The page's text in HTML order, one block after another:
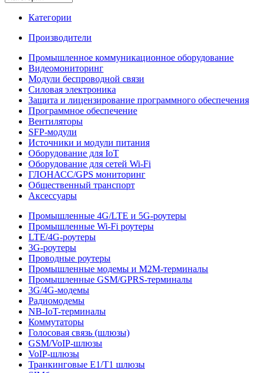
Категории
Производители
Промышленное коммуникационное оборудование
Видеомониторинг
Модули беспроводной связи
Силовая электроника
Защита и лицензирование программного обеспечения
Программное обеспечение
Вентиляторы
SFP-модули
Источники и модули питания
Оборудование для IoT
Оборудование для сетей Wi-Fi
ГЛОНАСС/GPS мониторинг
Общественный транспорт
Аксессуары
Промышленные 4G/LTE и 5G-роутеры
Промышленные Wi-Fi роутеры
LTE/4G-роутеры
3G-роутеры
Проводные роутеры
Промышленные модемы и M2M-терминалы
Промышленные GSM/GPRS-терминалы
3G/4G-модемы
Радиомодемы
NB-IoT-терминалы
Коммутаторы
Голосовая связь (шлюзы)
GSM/VoIP-шлюзы
VoIP-шлюзы
Транкинговые E1/T1 шлюзы